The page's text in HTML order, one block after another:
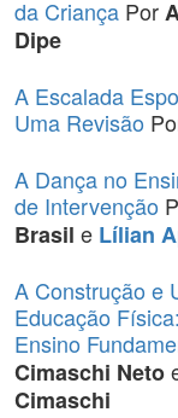
da Criança Por
Dipe
A Escalada
Uma Revisão
A Dança no
de Intervenção
Brasil e Lílian
A Construção e
Educação
Ensino
Cimaschi Neto
Cimaschi